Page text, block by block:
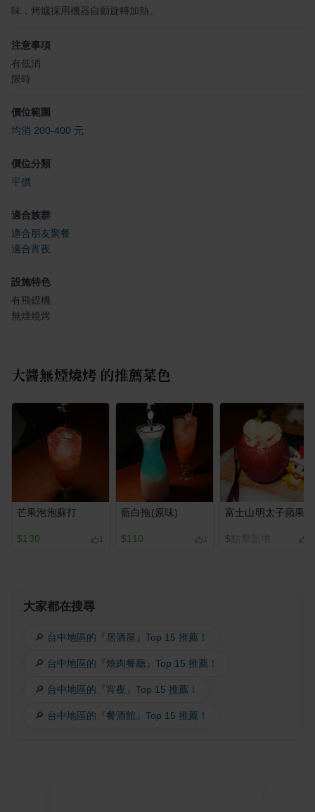
味，烤爐採用機器自動旋轉加熱。
注意事項
有低消
限時
價位範圍
均消 200-400 元
價位分類
平價
適合族群
適合朋友聚餐
適合宵夜
設施特色
有飛鏢機
無煙燒烤
大醬無煙燒烤 的推薦菜色
芒果泡泡蘇打
$130
藍白拖(原味)
$110
富士山明太子蘋果
$
大家都在搜尋
🔎 台中地區的『居酒屋』Top 15 推薦！
🔎 台中地區的『燒肉餐廳』Top 15 推薦！
🔎 台中地區的『宵夜』Top 15 推薦！
🔎 台中地區的『餐酒館』Top 15 推薦！